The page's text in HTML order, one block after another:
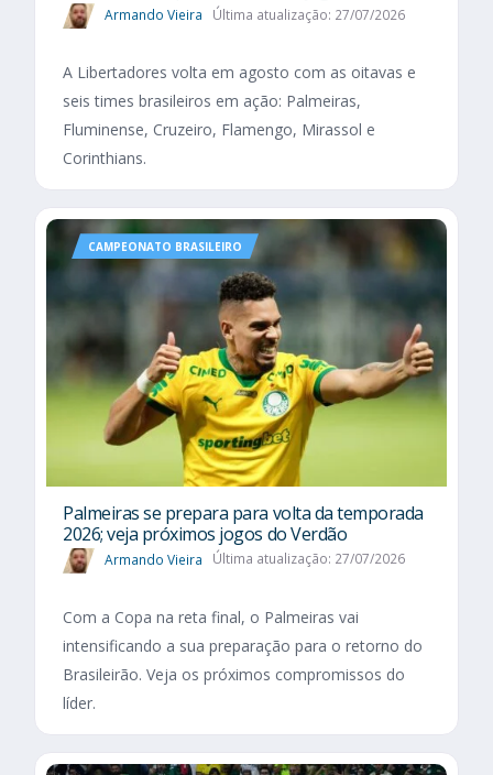
Armando Vieira Última atualização: 27/07/2026
A Libertadores volta em agosto com as oitavas e
seis times brasileiros em ação: Palmeiras,
Fluminense, Cruzeiro, Flamengo, Mirassol e
Corinthians.
CAMPEONATO BRASILEIRO
Palmeiras se prepara para volta da temporada
2026; veja próximos jogos do Verdão
Armando Vieira Última atualização: 27/07/2026
Com a Copa na reta final, o Palmeiras vai
intensificando a sua preparação para o retorno do
Brasileirão. Veja os próximos compromissos do
líder.